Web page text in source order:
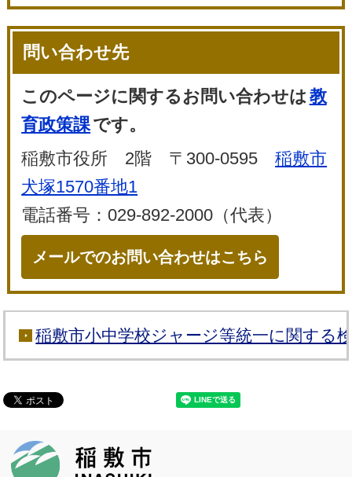
問い合わせ先
このページに関するお問い合わせは教
育政策課です。
稲敷市役所 2階 〒300-0595稲敷市
犬塚1570番地1
電話番号：029-892-2000（代表）
メールでのお問い合わせはこちら
稲敷市小中学校ジャージ等統一に関する